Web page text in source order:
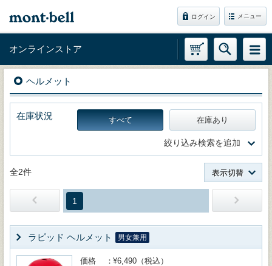
ログイン メニュー
オンラインストア
ヘルメット
在庫状況 すべて 在庫あり
絞り込み検索を追加
全2件 表示切替
1
ラピッド ヘルメット 男女兼用
価格
¥6,490（税込）